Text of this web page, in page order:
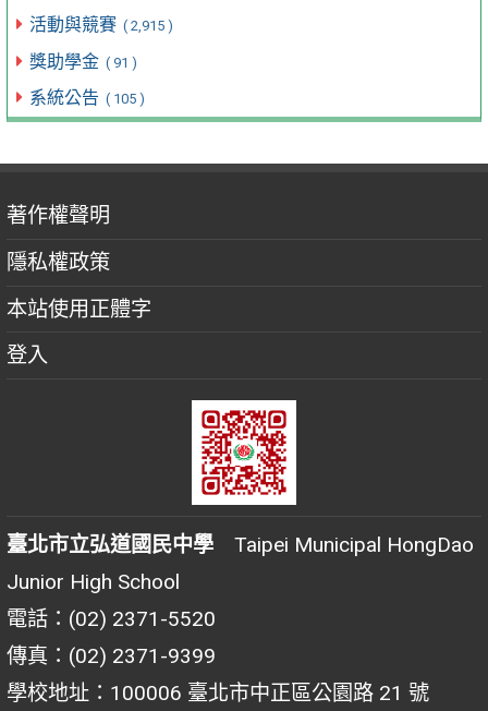
活動與競賽 ( 2,915 )
獎助學金 ( 91 )
系統公告 ( 105 )
著作權聲明
隱私權政策
本站使用正體字
登入
臺北市立弘道國民中學 Taipei Municipal HongDao
Junior High School
電話：(02) 2371-5520
傳真：(02) 2371-9399
學校地址：100006 臺北市中正區公園路 21 號